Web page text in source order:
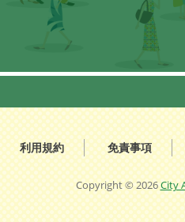
利用規約 免責事項
Copyright ©2026City